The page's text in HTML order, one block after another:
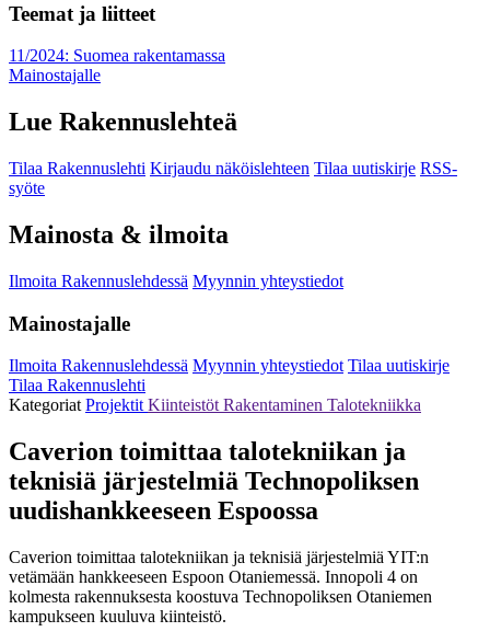
Teemat ja liitteet
11/2024: Suomea rakentamassa
Mainostajalle
Lue Rakennuslehteä
Tilaa Rakennuslehti Kirjaudu näköislehteen Tilaa uutiskirje RSS-
syöte
Mainosta & ilmoita
Ilmoita Rakennuslehdessä Myynnin yhteystiedot
Mainostajalle
Ilmoita Rakennuslehdessä Myynnin yhteystiedot Tilaa uutiskirje
Tilaa Rakennuslehti
KategoriatProjektitKiinteistötRakentaminen Talotekniikka
Caverion toimittaa talotekniikan ja
teknisiä järjestelmiä Technopoliksen
uudishankkeeseen Espoossa
Caverion toimittaa talotekniikan ja teknisiä järjestelmiä YIT:n
vetämään hankkeeseen Espoon Otaniemessä. Innopoli 4 on
kolmesta rakennuksesta koostuva Technopoliksen Otaniemen
kampukseen kuuluva kiinteistö.